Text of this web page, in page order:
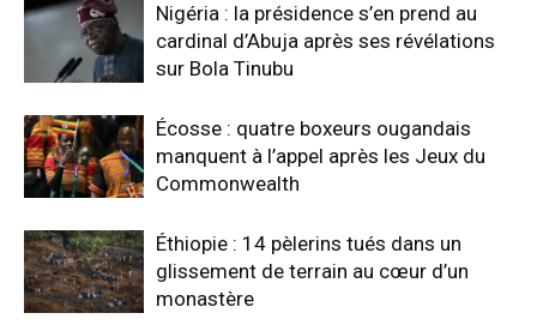
Nigéria : la présidence s’en prend au
cardinal d’Abuja après ses révélations
sur Bola Tinubu
Écosse : quatre boxeurs ougandais
manquent à l’appel après les Jeux du
Commonwealth
Éthiopie : 14 pèlerins tués dans un
glissement de terrain au cœur d’un
monastère